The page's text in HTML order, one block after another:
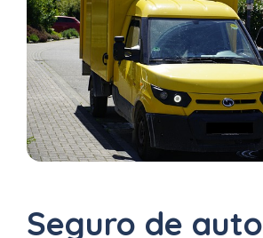
App
Seguro
de
Gastos
Médicos
Seguro de auto